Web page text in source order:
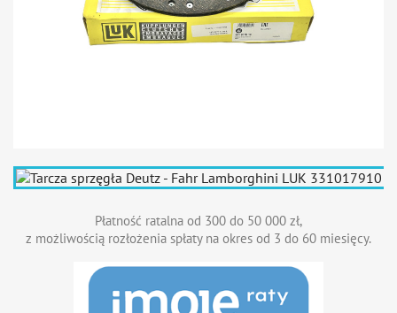
Płatność ratalna od 300 do 50 000 zł,
z możliwością rozłożenia spłaty na okres od 3 do 60 miesięcy.